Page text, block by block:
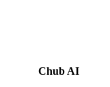
Chub AI